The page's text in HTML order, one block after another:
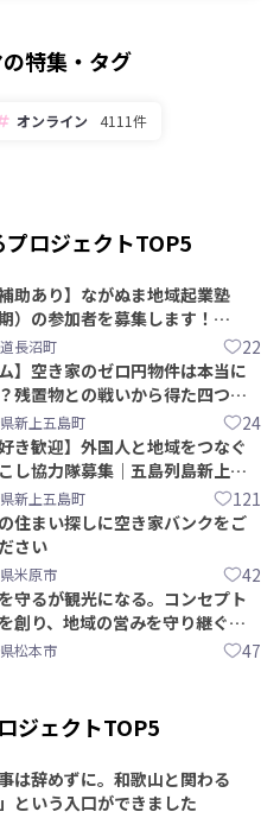
特集・タグ
オンライン
4111件
ロジェクトTOP5
補助あり】ながぬま地域起業塾
期）の参加者を募集します！
】
長沼町 22
ム】空き家のゼロ円物件は本当に
残置物との戦いから得た四つの
上五島町
新上五島町 24
好き歓迎】外国人と地域をつなぐ
し協力隊募集｜五島列島新上五
新上五島町 121
住まい探しに空き家バンクをご
さい
米原市 42
守るが観光になる。コンセプト
創り、地域の営みを守り継ぐ仲
ませんか？
松本市 47
ジェクトTOP5
は辞めずに。和歌山と関わる
」という入口ができました